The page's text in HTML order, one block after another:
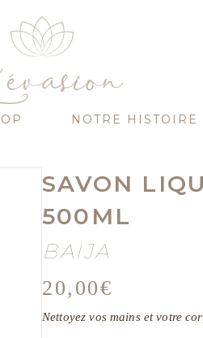
NOTRE HISTOIRE
SAVON
500ML
BAIJA
20,00€
Nettoyez vos mains et votre